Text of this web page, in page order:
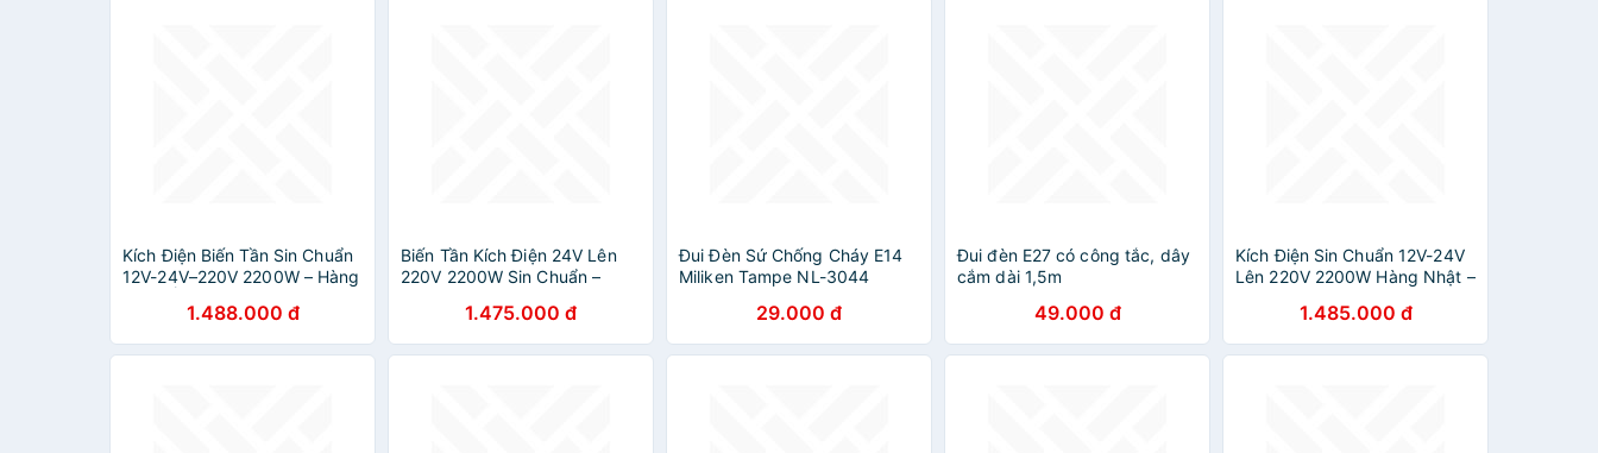
Kích Điện Biến Tần Sin Chuẩn
12V-24V–220V 2200W – Hàng
1.488.000 đ
Biến Tần Kích Điện 24V Lên
220V 2200W Sin Chuẩn –
1.475.000 đ
Đui Đèn Sứ Chống Cháy E14
Miliken Tampe NL-3044
29.000 đ
Đui đèn E27 có công tắc, dây
cắm dài 1,5m
49.000 đ
Kích Điện Sin Chuẩn 12V-24V
Lên 220V 2200W Hàng Nhật –
1.485.000 đ